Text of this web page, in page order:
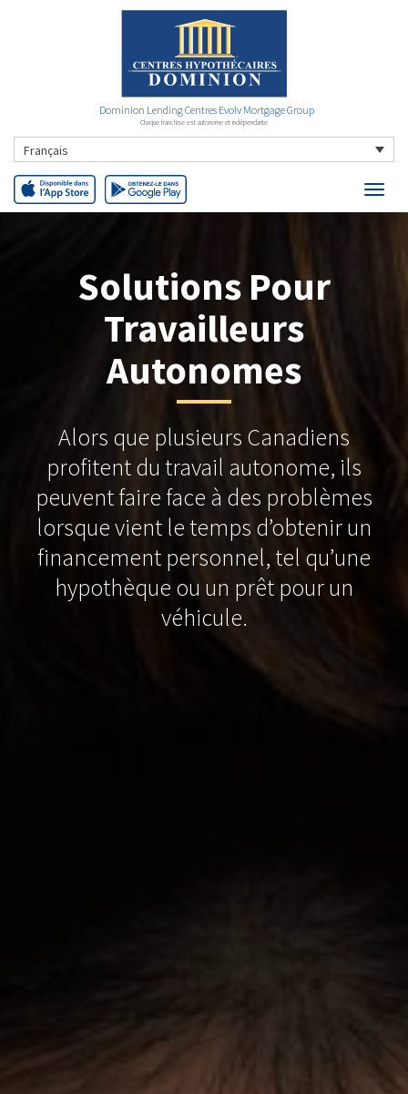
Dominion Lending Centres Evolv Mortgage Group
Chaque franchise est autonome et indépendante
Français
Solutions Pour
Travailleurs
Autonomes
Alors que plusieurs Canadiens
profitent du travail autonome, ils
peuvent faire face à des problèmes
lorsque vient le temps d’obtenir un
financement personnel, tel qu’une
hypothèque ou un prêt pour un
véhicule.